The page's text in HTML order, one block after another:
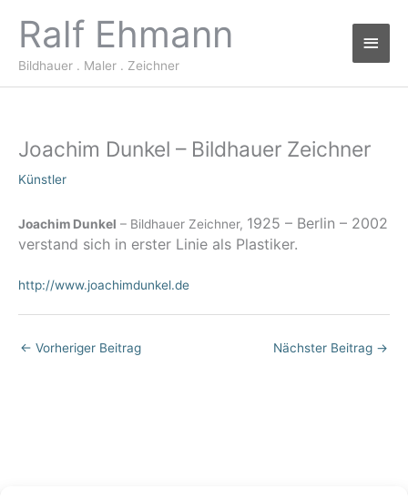
springen
Ralf Ehmann
Bildhauer . Maler . Zeichner
Joachim Dunkel – Bildhauer Zeichner
Künstler
Joachim Dunkel – Bildhauer Zeichner, 1925 – Berlin – 2002
verstand sich in erster Linie als Plastiker.
http://www.joachimdunkel.de
← Vorheriger Beitrag Nächster Beitrag →